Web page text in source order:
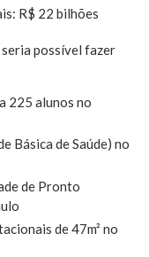
R$ 22 bilhões
possível fazer
225 alunos no
Básica de Saúde) no
de Pronto
de 47m² no